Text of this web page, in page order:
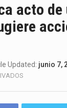
acto de
Updated: junio 7,